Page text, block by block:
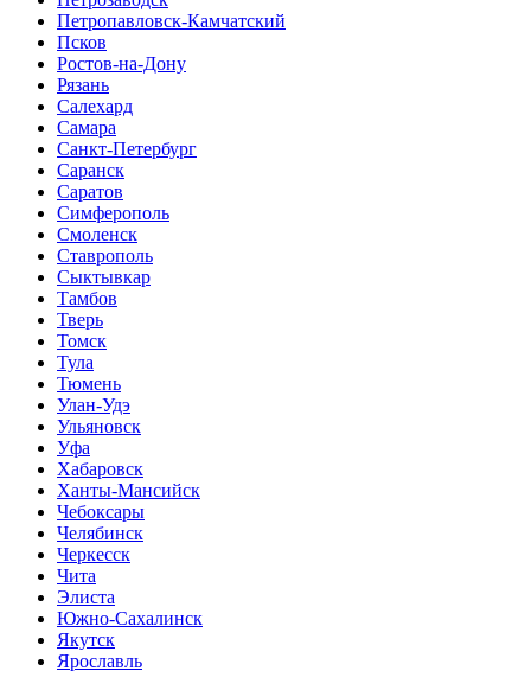
Петропавловск-Камчатский
Псков
Ростов-на-Дону
Рязань
Салехард
Самара
Санкт-Петербург
Саранск
Саратов
Симферополь
Смоленск
Ставрополь
Сыктывкар
Тамбов
Тверь
Томск
Тула
Тюмень
Улан-Удэ
Ульяновск
Уфа
Хабаровск
Ханты-Мансийск
Чебоксары
Челябинск
Черкесск
Чита
Элиста
Южно-Сахалинск
Якутск
Ярославль